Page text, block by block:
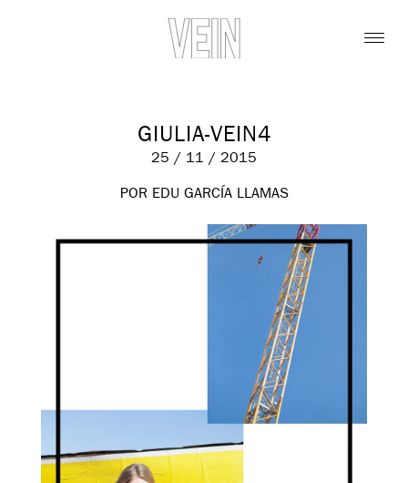
GIULIA-VEIN4
25 / 11 / 2015
POR EDU GARCÍA LLAMAS